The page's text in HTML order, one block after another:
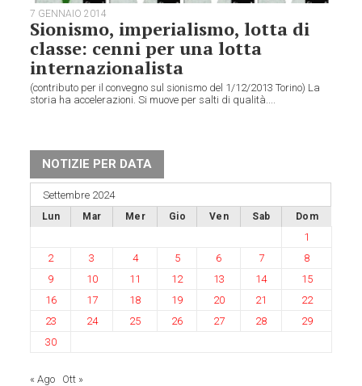
7 GENNAIO 2014
Sionismo, imperialismo, lotta di
classe: cenni per una lotta
internazionalista
(contributo per il convegno sul sionismo del 1/12/2013 Torino) La
storia ha accelerazioni. Si muove per salti di qualità....
NOTIZIE PER DATA
Settembre 2024
Lun Mar Mer Gio Ven Sab Dom
1
2
3 4 5 6 7
8
9
10 11 12 13 14
15
16
17 18 19 20 21
22
23
24 25 26 27 28
29
30
« Ago Ott »